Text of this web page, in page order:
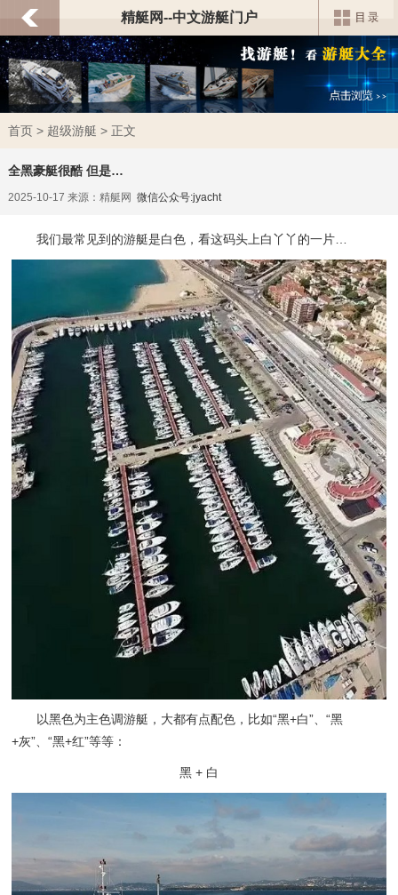
精艇网--中文游艇门户
首页> 超级游艇 > 正文
全黑豪艇很酷 但是…
2025-10-17 来源：精艇网 微信公众号:jyacht
我们最常见到的游艇是白色，看这码头上白丫丫的一片…
以黑色为主色调游艇，大都有点配色，比如“黑+白”、“黑
+灰”、“黑+红”等等：
黑 + 白